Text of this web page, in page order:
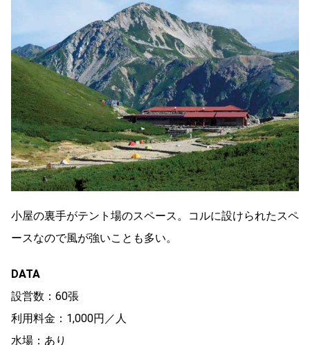
小屋の裏手がテント場のスペース。コルに設けられたスペ
ースなので風が強いことも多い。
DATA
設営数：60張
利用料金：1,000円／人
水場：あり